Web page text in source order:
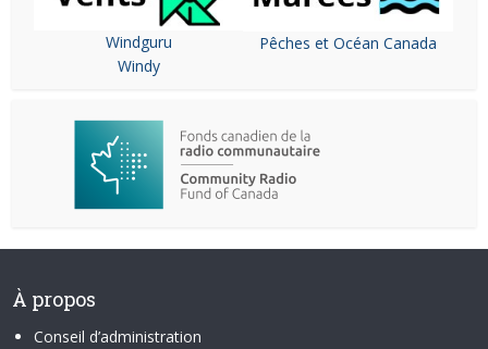
Windguru
Windy
Pêches et Océan Canada
À propos
Conseil d’administration